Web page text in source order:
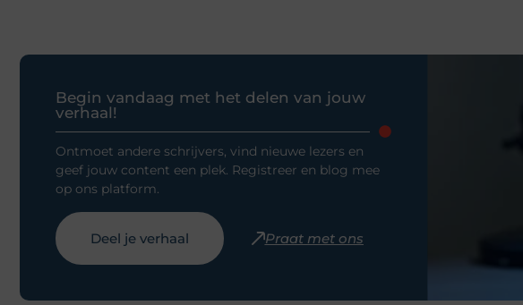
Begin vandaag met het delen van jouw
verhaal!
Ontmoet andere schrijvers, vind nieuwe lezers en
geef jouw content een plek. Registreer en blog mee
op ons platform.
Deel je verhaal Praat met ons